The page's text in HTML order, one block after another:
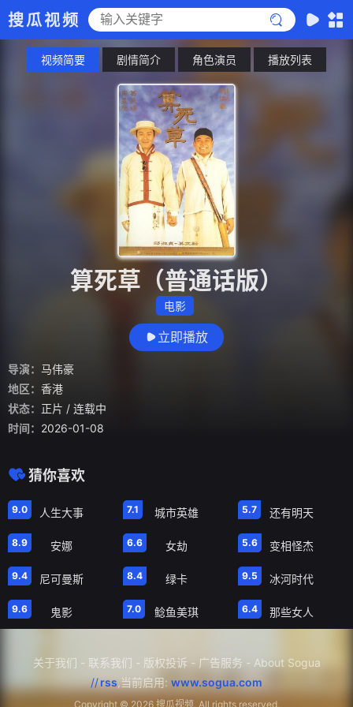
搜瓜视频
视频简要 剧情简介 角色演员 播放列表
算死草（普通话版）
电影
立即播放
导演： 马伟豪
地区： 香港
状态： 正片 / 连载中
时间： 2026-01-08
猜你喜欢
9.0 人生大事 7.1 城市英雄 5.7 还有明天
8.9
第6集
安娜 6.6
正片
女劫 5.6
正片
变相怪杰
9.4
正片
尼可曼斯 8.4
正片
绿卡 9.5
正片
冰河时代
9.6
正片
鬼影 7.0
正片
鲶鱼美琪 6.4
正片
那些女人
关于我们 - 联系我们 - 版权投诉 - 广告服务 - About Sogua
//rss,当前启用: www.sogua.com
Copyright © 2026 搜瓜视频. All rights reserved.